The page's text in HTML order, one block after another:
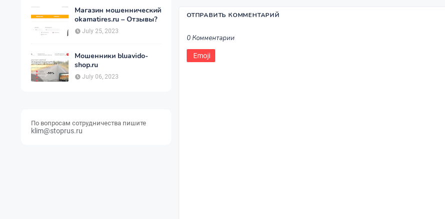
Магазин мошеннический
okamatires.ru – Отзывы?
July 25, 2023
Мошенники bluavido-
shop.ru
July 06, 2023
По вопросам сотрудничества пишите
klim@stoprus.ru
ОТПРАВИТЬ КОММЕНТАРИЙ
0 Комментарии
Emoji